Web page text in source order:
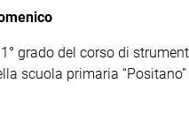
grado del corso di
scuola primaria